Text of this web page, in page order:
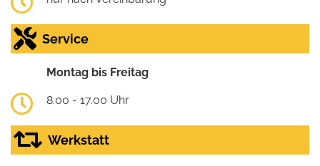
Service
Montag bis Freitag
8.00 - 17.00 Uhr
Werkstatt